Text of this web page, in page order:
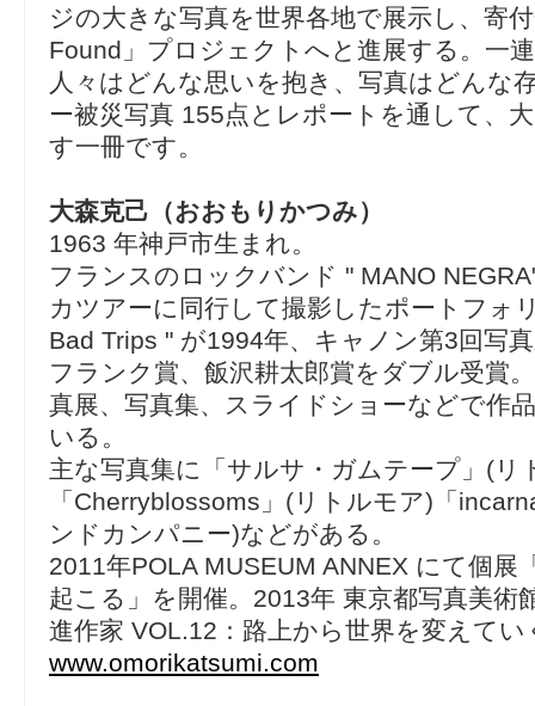
ジの大きな写真を世界各地で展示し、寄
Found」プロジェクトへと進展する。一
人々はどんな思いを抱き、写真はどんな
ー被災写真 155点とレポートを通して、
す一冊です。
大森克己（おおもりかつみ）
1963 年神戸市生まれ。
フランスのロックバンド " MANO
カツアーに同行して撮影したポートフォ
Bad Trips " が1994年、キャノン第3回写
フランク賞、飯沢耕太郎賞をダブル受賞
真展、写真集、スライドショーなどで作
いる。
主な写真集に「サルサ・ガムテープ」(リ
「Cherryblossoms」(リトルモア)「
ンドカンパニー)などがある。
2011年POLA MUSEUM ANNEX にて個展
起こる」を開催。2013年 東京都写真美術
進作家 VOL.12：路上から世界を変えてい
www.omorikatsumi.com